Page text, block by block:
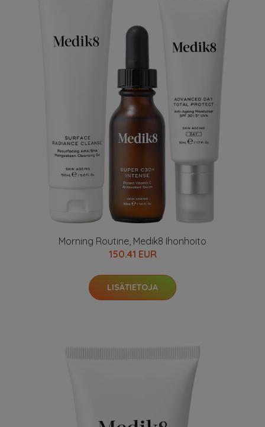
Morning Routine, Medik8 Ihonhoito
150.41 EUR
LISÄTIETOJA